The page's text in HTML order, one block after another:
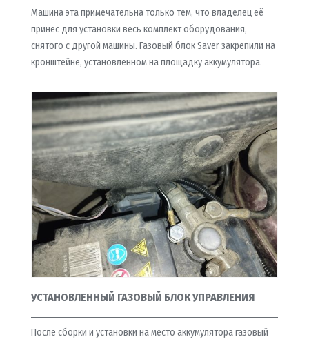
Машина эта примечательна только тем, что владелец её
принёс для установки весь комплект оборудования,
снятого с другой машины. Газовый блок Saver закрепили на
кронштейне, установленном на площадку аккумулятора.
УСТАНОВЛЕННЫЙ ГАЗОВЫЙ БЛОК УПРАВЛЕНИЯ
После сборки и установки на место аккумулятора газовый